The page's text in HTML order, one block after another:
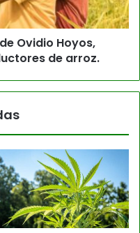
Ovidio Hoyos,
de arroz.